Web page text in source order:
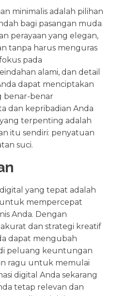
minimalis adalah pilihan
bagi pasangan muda
perayaan yang elegan,
tanpa harus menguras
pada
alami, dan detail
dapat menciptakan
benar-benar
dan kepribadian Anda
terpenting adalah
itu sendiri: penyatuan
suci.
yang tepat adalah
mempercepat
Anda. Dengan
dan strategi kreatif
dapat mengubah
peluang keuntungan
ragu untuk memulai
digital Anda sekarang
tetap relevan dan